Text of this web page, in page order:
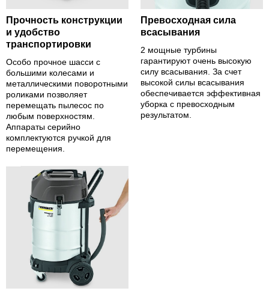
Прочность конструкции
и удобство
транспортировки
Особо прочное шасси с
большими колесами и
металлическими поворотными
роликами позволяет
перемещать пылесос по
любым поверхностям.
Аппараты серийно
комплектуются ручкой для
перемещения.
Превосходная сила
всасывания
2 мощные турбины
гарантируют очень высокую
силу всасывания. За счет
высокой силы всасывания
обеспечивается эффективная
уборка с превосходным
результатом.